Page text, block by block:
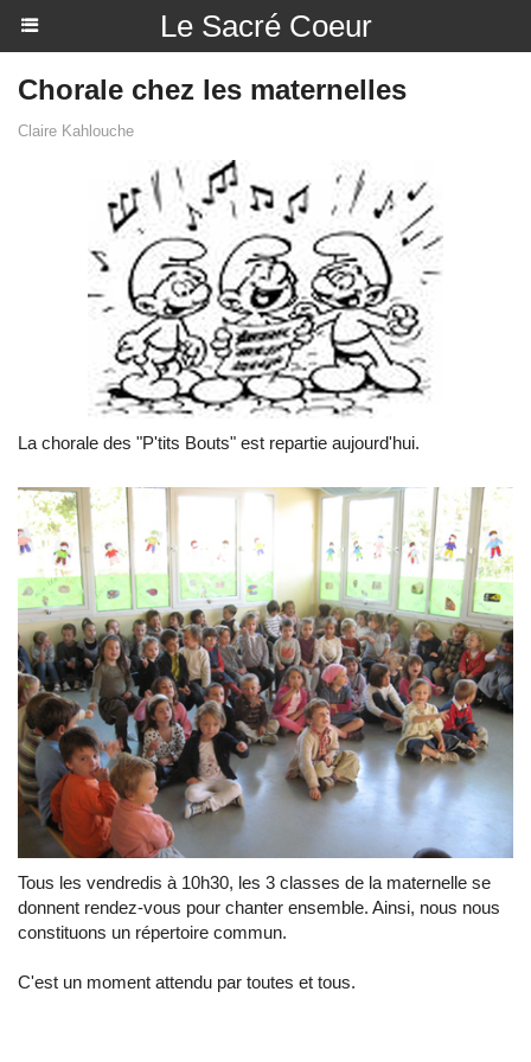
Le Sacré Coeur
Chorale chez les maternelles
Claire Kahlouche
La chorale des "P'tits Bouts" est repartie aujourd'hui.
Tous les vendredis à 10h30, les 3 classes de la maternelle se
donnent rendez-vous pour chanter ensemble. Ainsi, nous nous
constituons un répertoire commun.
C'est un moment attendu par toutes et tous.